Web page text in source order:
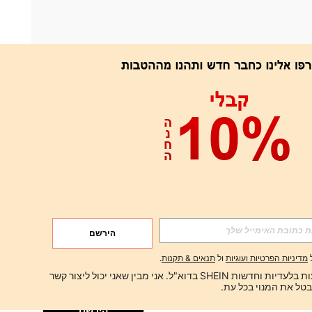
אפליקציה
הירשם
הירשם
הירשם
מדיניות הפרטיות ועוגיות ול תנאים & תקנות.
ברצוני לקבל הצעות בלעדיות וחדשות SHEIN בדוא"ל. אני מבין שאני יכול ליצור קשר